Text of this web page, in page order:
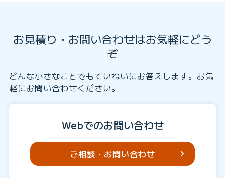
お見積り・お問い合わせはお気軽にどう
ぞ
どんな小さなことでもていねいにお答えします。お気
軽にお問い合わせください。
Webでのお問い合わせ
ご相談・お問い合わせ